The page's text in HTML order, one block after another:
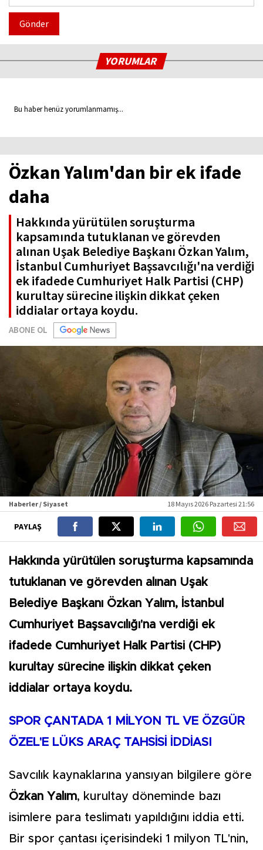
Gönder
YORUMLAR
Bu haber henüz yorumlanmamış...
Özkan Yalım'dan bir ek ifade
daha
Hakkında yürütülen soruşturma
kapsamında tutuklanan ve görevden
alınan Uşak Belediye Başkanı Özkan Yalım,
İstanbul Cumhuriyet Başsavcılığı'na verdiği
ek ifadede Cumhuriyet Halk Partisi (CHP)
kurultay sürecine ilişkin dikkat çeken
iddialar ortaya koydu.
ABONE OL
Haberler / Siyaset 18 Mayıs 2026 Pazartesi 21:56
PAYLAŞ
Hakkında yürütülen soruşturma kapsamında
tutuklanan ve görevden alınan Uşak
Belediye Başkanı Özkan Yalım, İstanbul
Cumhuriyet Başsavcılığı'na verdiği ek
ifadede Cumhuriyet Halk Partisi (CHP)
kurultay sürecine ilişkin dikkat çeken
iddialar ortaya koydu.
SPOR ÇANTADA 1 MİLYON TL VE ÖZGÜR
ÖZEL'E LÜKS ARAÇ TAHSİSİ İDDİASI
Savcılık kaynaklarına yansıyan bilgilere göre
Özkan Yalım, kurultay döneminde bazı
isimlere para teslimatı yapıldığını iddia etti.
Bir spor çantası içerisindeki 1 milyon TL'nin,